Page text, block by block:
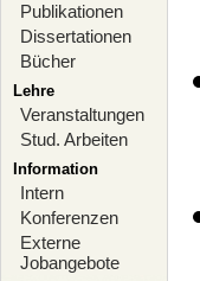
Publikationen
Dissertationen
Bücher
Lehre
Veranstaltungen
Stud. Arbeiten
Information
Intern
Konferenzen
Externe
Jobangebote